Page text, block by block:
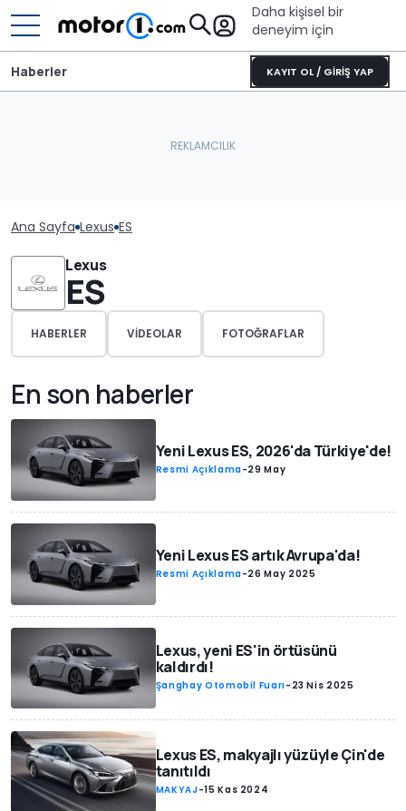
Daha kişisel bir
deneyim için
KAYIT OL / GİRİŞ YAP
Haberler
Ana Sayfa Lexus ES
Lexus
ES
HABERLER VIDEOLAR FOTOĞRAFLAR
En son haberler
Yeni Lexus ES, 2026'da Türkiye'de!
Resmi Açıklama-29 May
Yeni Lexus ES artık Avrupa'da!
Resmi Açıklama-26 May 2025
Lexus, yeni ES'in örtüsünü
kaldırdı!
Şanghay Otomobil Fuarı- 23 Nis 2025
Lexus ES, makyajlı yüzüyle Çin'de
tanıtıldı
MAKYAJ-15 Kas 2024